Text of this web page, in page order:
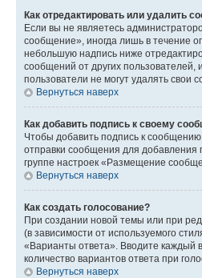
Как отредактировать или удалить
Если вы не являетесь
сообщение», иногда лишь в течение
небольшую надпись ниже
сообщений от других
пользователи не могут удалять свои
Вернуться наверх
Как добавить подпись к своему
Чтобы добавить подпись к
отправки сообщения для
группе настроек «Размещение
Вернуться наверх
Как создать голосование?
При создании новой темы или при
(в зависимости от используемого
«Варианты ответа». Вводите каждый
количество вариантов ответа при
Вернуться наверх